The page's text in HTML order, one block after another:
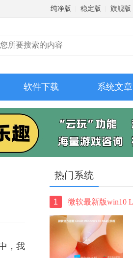
纯净版 稳定版 旗舰版
软件下载 系统文章
，我
热门系统
1